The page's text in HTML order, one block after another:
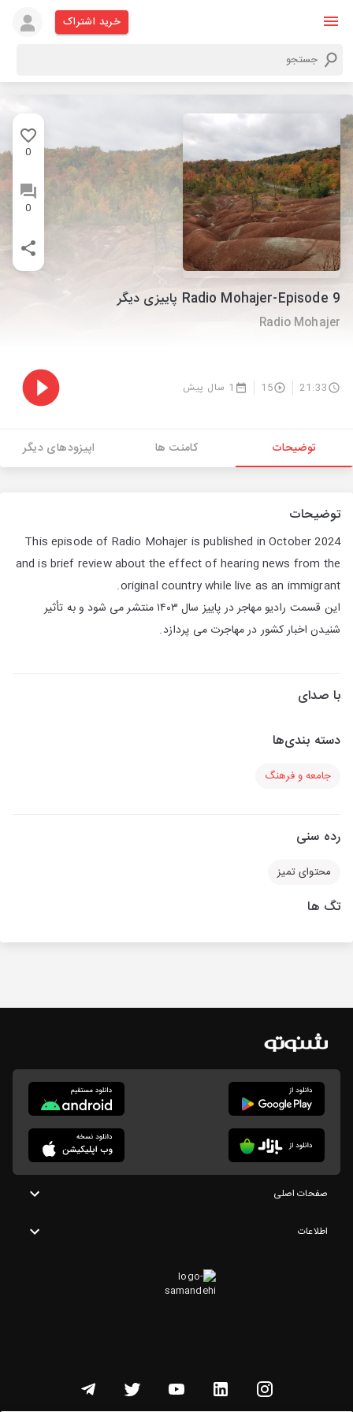
خرید اشتراک
0
0
Radio Mohajer-Episode 9 پاییزی دیگر
Radio Mohajer
21:33
15 1 سال پیش
توضیحات کامنت ها اپیزودهای دیگر
توضیحات
This episode of Radio Mohajer is published in October 2024
and is brief review about the effect of hearing news from the
original country while live as an immigrant.
این قسمت رادیو مهاجر در پاییز سال ۱۴۰۳ منتشر می شود و به تأثیر
شنیدن اخبار کشور در مهاجرت می پردازد.
با صدای
دسته بندی‌ها
جامعه و فرهنگ
رده سنی
محتوای تمیز
تگ ها
صفحات اصلی
اطلاعات